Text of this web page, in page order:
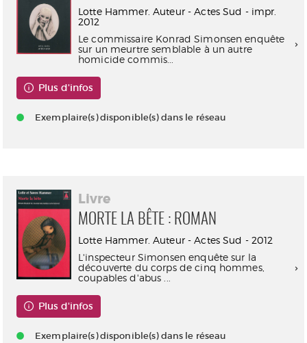
Lotte Hammer. Auteur - Actes Sud - impr.
2012
Le commissaire Konrad Simonsen enquête
sur un meurtre semblable à un autre
homicide commis...
Plus d'infos
Exemplaire(s) disponible(s) dans le réseau
Livre
MORTE LA BÊTE : ROMAN
Lotte Hammer. Auteur - Actes Sud - 2012
L'inspecteur Simonsen enquête sur la
découverte du corps de cinq hommes,
coupables d'abus ...
Plus d'infos
Exemplaire(s) disponible(s) dans le réseau